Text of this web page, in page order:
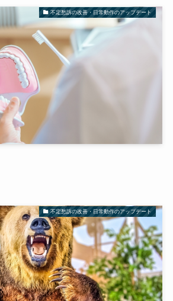
不定愁訴の改善・日常動作のアップデート
不定愁訴の改善・日常動作のアップデート